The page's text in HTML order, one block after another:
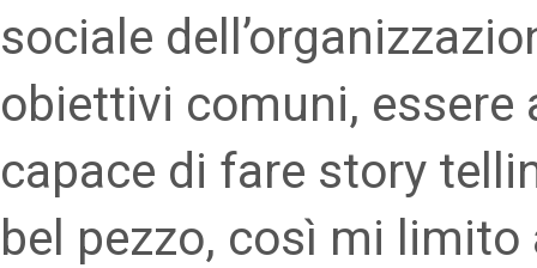
sociale
obiettivi comuni, essere
capace di fare story
bel pezzo, così mi